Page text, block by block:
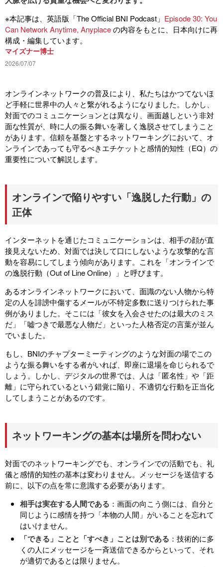
※本記事は、英語版「The Official BNI Podcast」 Episode 30: You
Can Network Anytime, Anyplaceの内容をもとに、日本向けに再
構成・編集しています。
マイズナー博士
2026/07/07
オンラインネットワークの普及により、私たちはかつてないほ
ど手軽に世界中の人々と繋がれるようになりました。しかし、
対面でのコミュニケーションとは異なり、画面越しという非対
面な性質が、時に人の振る舞いを著しく逸脱させてしまうこと
があります。信頼を基盤とするネットワーキングにおいて、オ
ンラインであっても守るべきエチケットと感情的知性（EQ）の
重要性について解説します。
オンラインで陥りやすい「逸脱した行動」の
正体
インターネットを通じたコミュニケーションは、相手の顔が直
接見えないため、対面では決して口にしないような攻撃的な言
動を容易にしてしまう傾向があります。これを「オンラインで
の逸脱行動（Out of Line Online）」と呼びます。
あるオンラインネットワークにおいて、面識のない人物から特
定の人を誹謗中傷するメールが不特定多数に送りつけられた事
例がありました。そこには「彼女を入会させたのは最大のミス
だ」「嘘つきで最悪な人物だ」といった人格否定の言葉が並ん
でいました。
もし、BNIのチャプターミーティングのような対面の場でこの
ような振る舞いをする者がいれば、即座に退場を命じられるで
しょう。しかし、デジタルの世界では、人は「匿名性」や「距
離」に守られているという錯覚に陥り、不適切な行動を正当化
してしまうことがあるのです。
ネットワーキングの基本は場所を問わない
対面でのネットワーキングでも、オンラインでの活動でも、礼
儀と感情的知性の基本は変わりません。メッセージを送信する
前に、以下の点を常に意識する必要があります。
相手は実在する人間である ：画面の向こう側には、自分と
同じように感情を持つ「本物の人間」がいることを忘れて
はいけません。
「できる」ことと「すべき」ことは別である ：技術的に多
くの人にメッセージを一斉送信できるからといって、それ
が適切であるとは限りません。